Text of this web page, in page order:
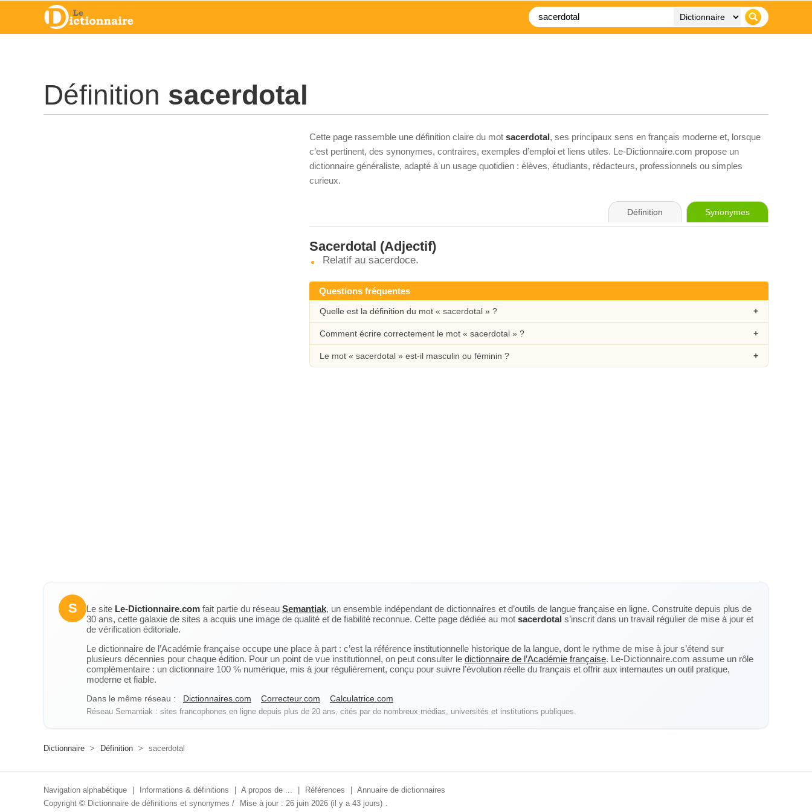
Définition sacerdotal
Cette page rassemble une définition claire du mot sacerdotal, ses principaux sens en français moderne et, lorsque
c’est pertinent, des synonymes, contraires, exemples d’emploi et liens utiles. Le-Dictionnaire.com propose un
dictionnaire généraliste, adapté à un usage quotidien : élèves, étudiants, rédacteurs, professionnels ou simples
curieux.
Définition Synonymes
Sacerdotal (Adjectif)
Relatif au sacerdoce.
Questions fréquentes
Quelle est la définition du mot « sacerdotal » ?
Comment écrire correctement le mot « sacerdotal » ?
Le mot « sacerdotal » est-il masculin ou féminin ?
S Le site Le-Dictionnaire.com fait partie du réseau Semantiak, un ensemble indépendant de dictionnaires et d’outils de langue française en ligne. Construite depuis plus de
30 ans, cette galaxie de sites a acquis une image de qualité et de fiabilité reconnue. Cette page dédiée au mot sacerdotal s’inscrit dans un travail régulier de mise à jour et
de vérification éditoriale.
Le dictionnaire de l’Académie française occupe une place à part : c’est la référence institutionnelle historique de la langue, dont le rythme de mise à jour s’étend sur
plusieurs décennies pour chaque édition. Pour un point de vue institutionnel, on peut consulter le dictionnaire de l’Académie française. Le-Dictionnaire.com assume un rôle
complémentaire : un dictionnaire 100 % numérique, mis à jour régulièrement, conçu pour suivre l’évolution réelle du français et offrir aux internautes un outil pratique,
moderne et fiable.
Dans le même réseau : Dictionnaires.com Correcteur.com Calculatrice.com
Réseau Semantiak : sites francophones en ligne depuis plus de 20 ans, cités par de nombreux médias, universités et institutions publiques.
Dictionnaire > Définition > sacerdotal
Navigation alphabétique Informations & définitions A propos de ... Références
Annuaire de dictionnaires
Copyright © Dictionnaire de définitions et synonymes / Mise à jour : 26 juin 2026 (il y a 43 jours) .